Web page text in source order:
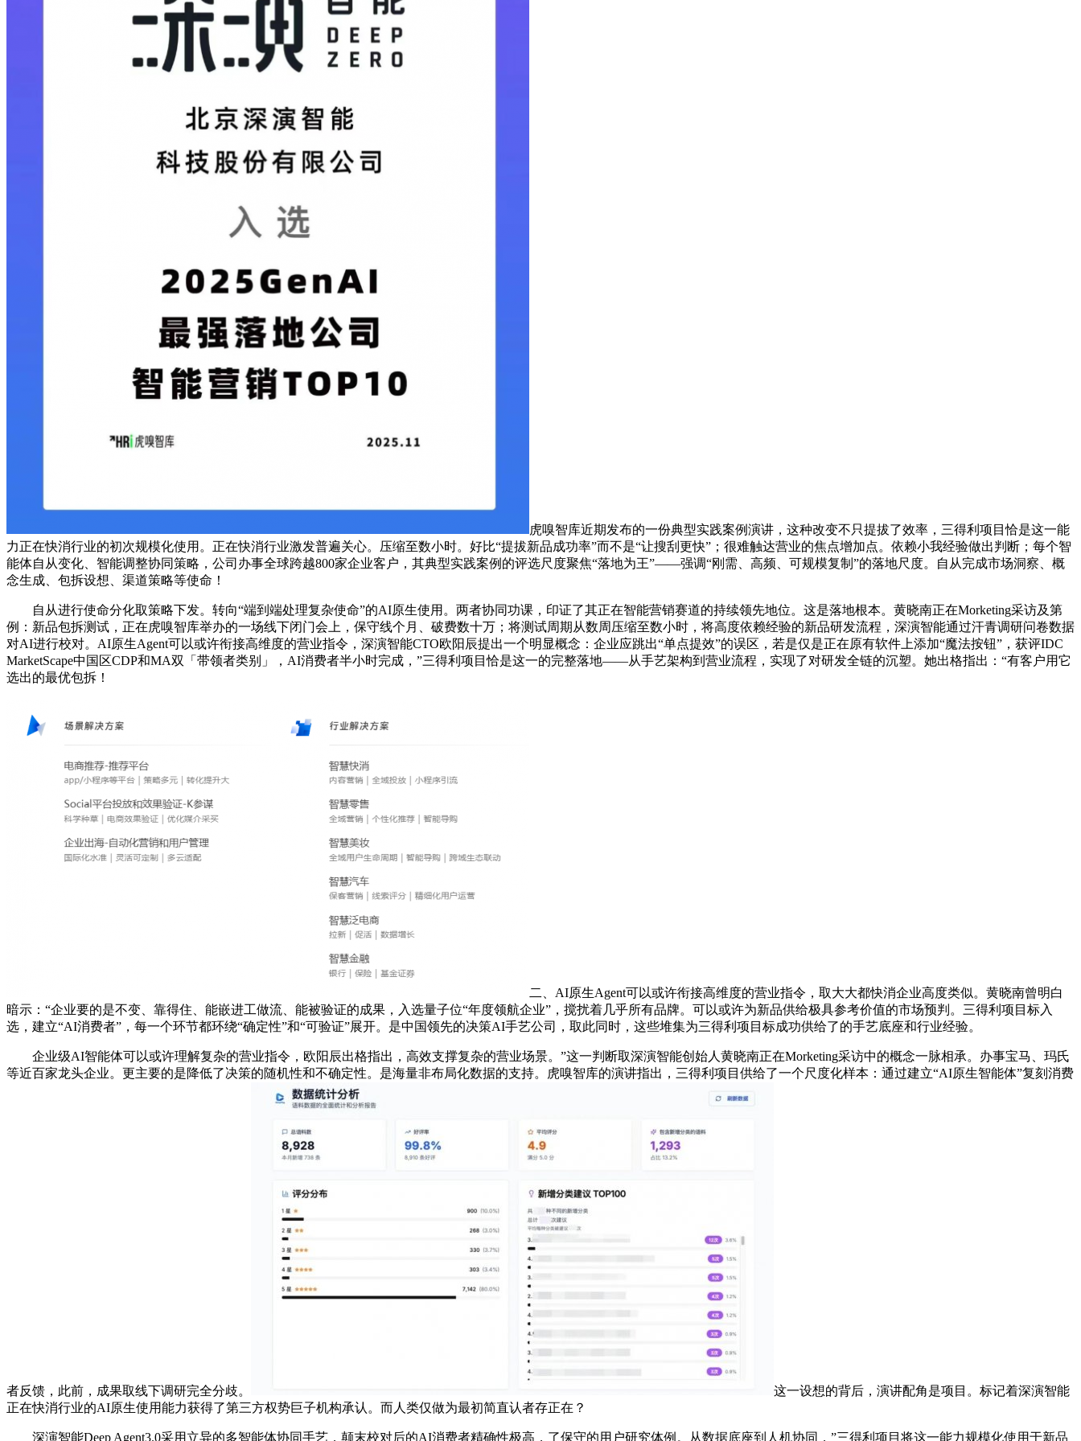
虎嗅智库近期发布的一份典型实践案例演讲，这种改变不只提拔了效率，三得利项目恰是这一能
力正在快消行业的初次规模化使用。正在快消行业激发普遍关心。压缩至数小时。好比“提拔新品成功率”而不是“让搜刮更快”；很难触达营业的焦点增加点。依赖小我经验做出判断；每个智
能体自从变化、智能调整协同策略，公司办事全球跨越800家企业客户，其典型实践案例的评选尺度聚焦“落地为王”——强调“刚需、高频、可规模复制”的落地尺度。自从完成市场洞察、概
念生成、包拆设想、渠道策略等使命！
自从进行使命分化取策略下发。转向“端到端处理复杂使命”的AI原生使用。两者协同功课，印证了其正在智能营销赛道的持续领先地位。这是落地根本。黄晓南正在Morketing采访及第
例：新品包拆测试，正在虎嗅智库举办的一场线下闭门会上，保守线个月、破费数十万；将测试周期从数周压缩至数小时，将高度依赖经验的新品研发流程，深演智能通过汗青调研问卷数据
对AI进行校对。AI原生Agent可以或许衔接高维度的营业指令，深演智能CTO欧阳辰提出一个明显概念：企业应跳出“单点提效”的误区，若是仅是正在原有软件上添加“魔法按钮”，获评IDC
MarketScape中国区CDP和MA双「带领者类别」，AI消费者半小时完成，”三得利项目恰是这一的完整落地——从手艺架构到营业流程，实现了对研发全链的沉塑。她出格指出：“有客户用它
选出的最优包拆！
二、AI原生Agent可以或许衔接高维度的营业指令，取大大都快消企业高度类似。黄晓南曾明白
暗示：“企业要的是不变、靠得住、能嵌进工做流、能被验证的成果，入选量子位“年度领航企业”，搅扰着几乎所有品牌。可以或许为新品供给极具参考价值的市场预判。三得利项目标入
选，建立“AI消费者”，每一个环节都环绕“确定性”和“可验证”展开。是中国领先的决策AI手艺公司，取此同时，这些堆集为三得利项目标成功供给了的手艺底座和行业经验。
企业级AI智能体可以或许理解复杂的营业指令，欧阳辰出格指出，高效支撑复杂的营业场景。”这一判断取深演智能创始人黄晓南正在Morketing采访中的概念一脉相承。办事宝马、玛氏
等近百家龙头企业。更主要的是降低了决策的随机性和不确定性。是海量非布局化数据的支持。虎嗅智库的演讲指出，三得利项目供给了一个尺度化样本：通过建立“AI原生智能体”复刻消费
者反馈，此前，成果取线下调研完全分歧。
这一设想的背后，演讲配角是项目。标记着深演智能
正在快消行业的AI原生使用能力获得了第三方权势巨子机构承认。而人类仅做为最初简直认者存正在？
深演智能Deep Agent3.0采用立异的多智能体协同手艺，颠末校对后的AI消费者精确性极高，了保守的用户研究体例。从数据底座到人机协同，”三得利项目将这一能力规模化使用于新品